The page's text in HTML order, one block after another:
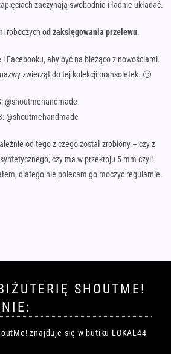
zaczynają swobodnie i ładnie układać.
roboczych od zaksięgowania przelewu.
Facebooku, aby być na bieżąco z nowościami.
zwierząt do tej kolekcji bransoletek. 🙂
@shoutmehandmade
@shoutmehandmade
od tego z czego został zrobiony – czy z
czy ma w przekroju 5 mm czyli
dlatego nie polecam go moczyć regularnie.
SHOUTME!
znajduje się w butiku LOKAL44